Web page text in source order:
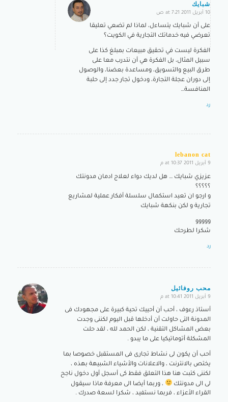
شبايك
says:
10 أبريل 2011 at 7:21 ص
على أن شبايك يتساءل، لماذا لم تضعي تعليقا
تعرضي فيه خدماتك التجارية في الكويت؟
الفكرة ليست في تحقيق مبيعات بمبلغ كذا على
سبيل المثال، بل الفكرة هي أن نتدرب معا على
طرق البيع والتسويق، ومساعدة بعضنا، والوصول
إلى دوران عجلة التجارة، ودخول تجار جدد إلى حلبة
المنافسة…
رد
lebanon cat
says:
9 أبريل 2011 at 10:37 م
عزيزي شبايك … هل لديك دواء لعلاج ادمان مدونتك
؟؟؟؟؟
و ارجو ان تعيد استكمال سلسلة أفكار عملية لمشاريع
تجارية و لكن بنكهة شبايك
ووووو
شكرا لطرحك
رد
محب روفائيل
says:
9 أبريل 2011 at 10:41 م
أستاذ رءوف ، أحب أن أحييك تحية كبيرة على مجهودك فى
المدونة التى حاولت أن أدخلها قبل اليوم لكننى وجدت
بعض المشاكل التقنية ، لكن الحمد لله ، لقد حلت
المشكلة أتوماتيكيا على ما يبدو .
أحب أن يكون لى نشاط تجارى فى المستقبل خصوصا بما
يختص بالانترنت ، والاعلانات والأشياء الشبيهة بهذه ،
لكننى كتبت هنا هذا التعلق فقط كى أسجل أول دخول ناجح
لى الى مدونتك
، وربما أيضا الى معرفة ماذا سيقول
القراء الأعزاء ، فربما نستفيد ، شكرا لسعة صدرك .